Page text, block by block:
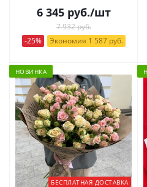
6 345руб./шт
7 932 руб.
-25%
Экономия 1 587 руб.
НОВИНКА
БЕСПЛАТНАЯ ДОСТАВКА